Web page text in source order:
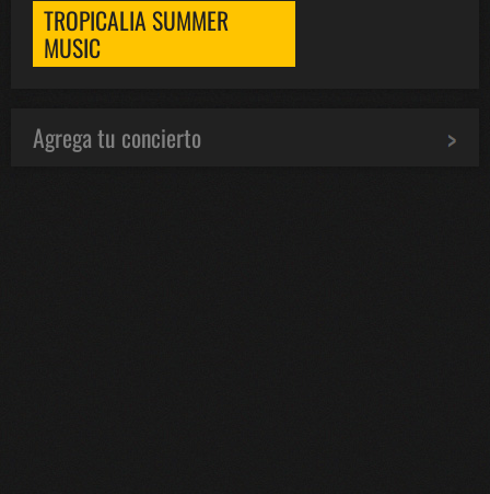
TROPICALIA SUMMER
MUSIC
Agrega tu concierto